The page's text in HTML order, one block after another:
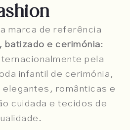
marca de referência
batizado e cerimónia:
pela
infantil de cerimónia,
elegantes, românticas e
cuidada e tecidos de